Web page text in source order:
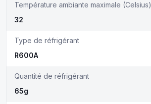
Température ambiante maximale (Celsius)
32
Type de réfrigérant
R600A
Quantité de réfrigérant
65g